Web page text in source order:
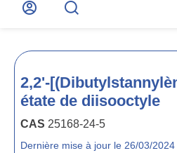
Mon
Recherche
2,2'-
étate de diisooctyle
CAS 25168-24-5
Dernière mise à jour le 26/03/2024